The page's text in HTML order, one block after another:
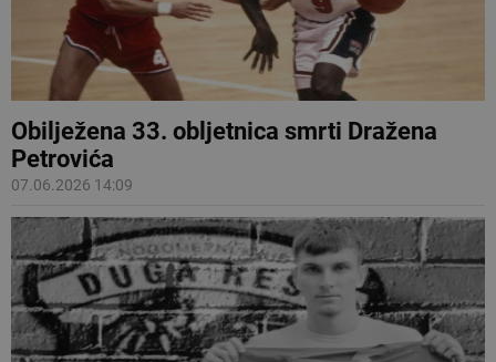
Obilježena 33. obljetnica smrti Dražena
Petrovića
07.06.2026 14:09